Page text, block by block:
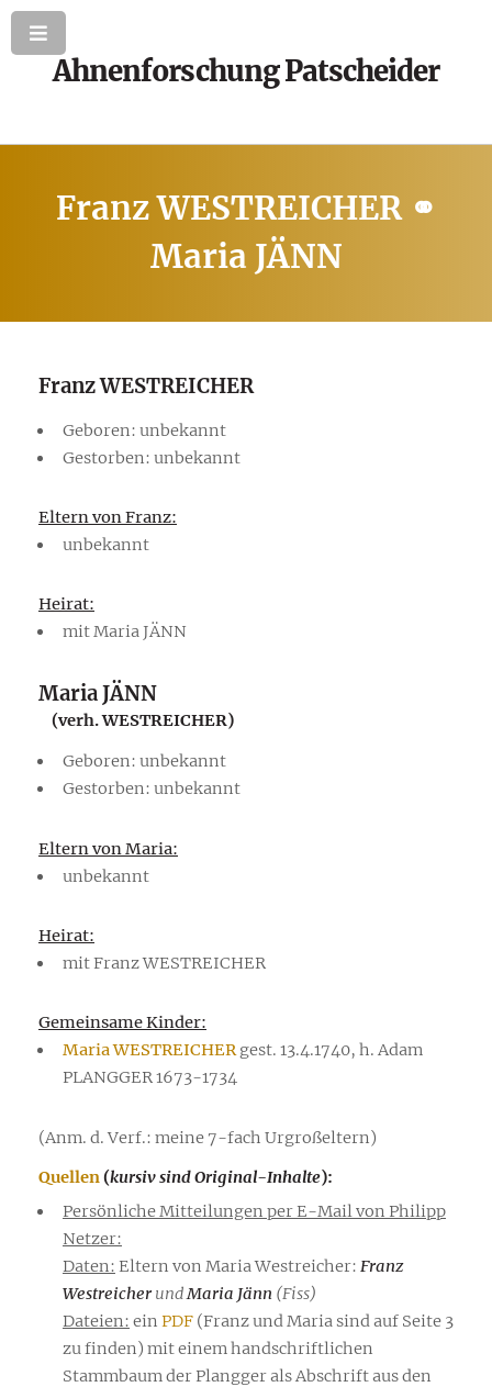
Ahnenforschung Patscheider
Franz WESTREICHER ⚭
Maria JÄNN
Franz WESTREICHER
Geboren: unbekannt
Gestorben: unbekannt
Eltern von Franz:
unbekannt
Heirat:
mit Maria JÄNN
Maria JÄNN
(verh. WESTREICHER)
Geboren: unbekannt
Gestorben: unbekannt
Eltern von Maria:
unbekannt
Heirat:
mit Franz WESTREICHER
Gemeinsame Kinder:
Maria WESTREICHERgest. 13.4.1740, h. Adam
PLANGGER 1673-1734
(Anm. d. Verf.: meine 7-fach Urgroßeltern)
Quellen (kursiv sind Original-Inhalte):
Persönliche Mitteilungen per E-Mail von Philipp
Netzer:
Daten: Eltern von Maria Westreicher: Franz
Westreicherund Maria Jänn (Fiss)
Dateien: ein PDF(Franz und Maria sind auf Seite 3
zu finden) mit einem handschriftlichen
Stammbaum der Plangger als Abschrift aus den